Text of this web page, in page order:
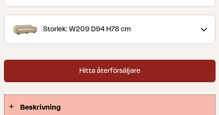
exklusiv utelounge. Dynorna är enkla att ta av och
förvara. Bolster suddar ut gränsen mellan inne och
utomhus. Design: Johan Skoogh.
Storlek: W209 D94 H78 cm
Hitta återförsäljare
Beskrivning